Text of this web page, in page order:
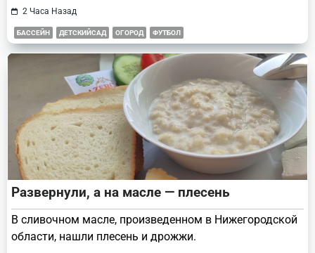
2 Часа Назад
БАССЕЙН ДЕТСКИЙСАД ОГОРОД ФУТБОЛ
Развернули, а на масле — плесень
В сливочном масле, произведенном в Нижегородской
области, нашли плесень и дрожжи.